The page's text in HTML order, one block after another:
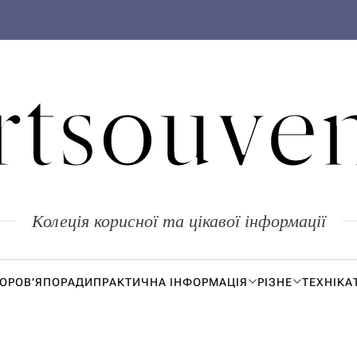
Колеція корисної та цікавої інформації
ПОРАДИПРАКТИЧНА ІНФОРМАЦІЯ РІЗНЕ ТЕХНІКА